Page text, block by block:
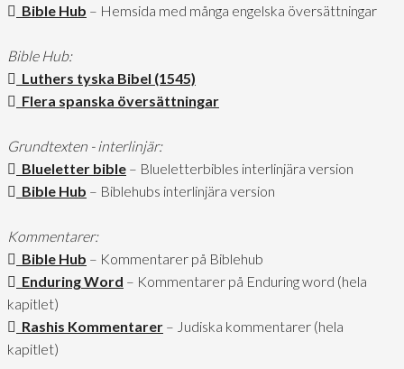
Bible Hub – Hemsida med många engelska översättningar
Bible Hub:
Luthers tyska Bibel (1545)
Flera spanska översättningar
Grundtexten - interlinjär:
Blueletter bible – Blueletterbibles interlinjära version
Bible Hub – Biblehubs interlinjära version
Kommentarer:
Bible Hub – Kommentarer på Biblehub
Enduring Word – Kommentarer på Enduring word (hela
kapitlet)
Rashis Kommentarer – Judiska kommentarer (hela
kapitlet)